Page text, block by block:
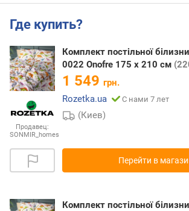
Где купить?
Продавец:
SONMIR_homes
Комплект постільної
0022 Onofre 175 x 210 см
1 549 грн.
Rozetka.ua
С нами 7 лет
(Киев)
Перейти в
Комплект постільної